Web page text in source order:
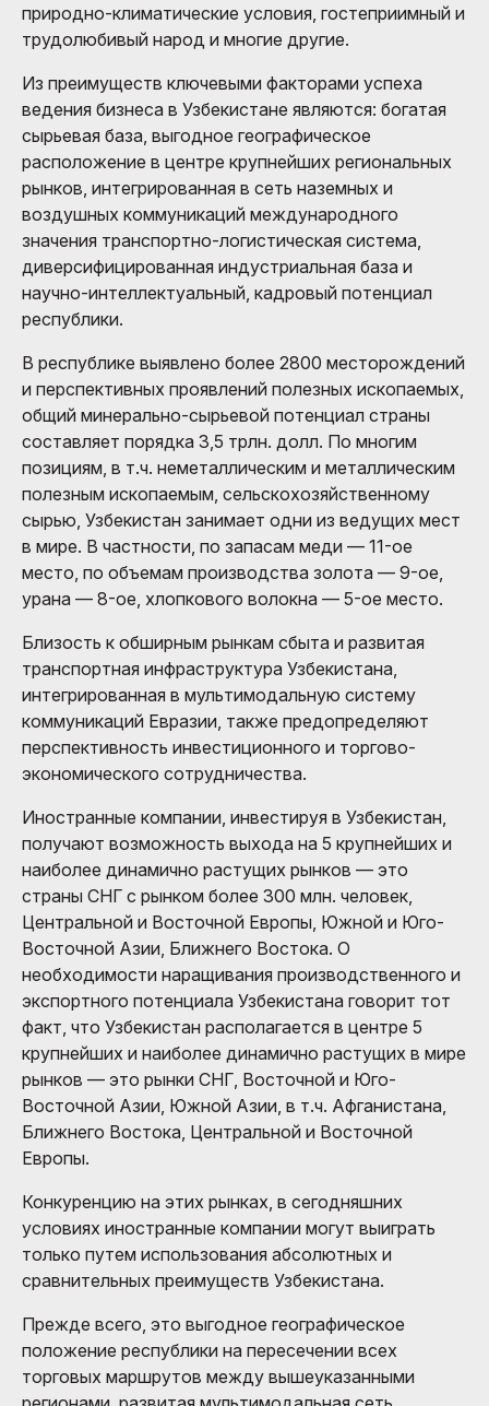
природно-климатические условия, гостеприимный и
трудолюбивый народ и многие другие.
Из преимуществ ключевыми факторами успеха
ведения бизнеса в Узбекистане являются: богатая
сырьевая база, выгодное географическое
расположение в центре крупнейших региональных
рынков, интегрированная в сеть наземных и
воздушных коммуникаций международного
значения транспортно-логистическая система,
диверсифицированная индустриальная база и
научно-интеллектуальный, кадровый потенциал
республики.
В республике выявлено более 2800 месторождений
и перспективных проявлений полезных ископаемых,
общий минерально-сырьевой потенциал страны
составляет порядка 3,5 трлн. долл. По многим
позициям, в т.ч. неметаллическим и металлическим
полезным ископаемым, сельскохозяйственному
сырью, Узбекистан занимает одни из ведущих мест
в мире. В частности, по запасам меди — 11-ое
место, по объемам производства золота — 9-ое,
урана — 8-ое, хлопкового волокна — 5-ое место.
Близость к обширным рынкам сбыта и развитая
транспортная инфраструктура Узбекистана,
интегрированная в мультимодальную систему
коммуникаций Евразии, также предопределяют
перспективность инвестиционного и торгово-
экономического сотрудничества.
Иностранные компании, инвестируя в Узбекистан,
получают возможность выхода на 5 крупнейших и
наиболее динамично растущих рынков — это
страны СНГ с рынком более 300 млн. человек,
Центральной и Восточной Европы, Южной и Юго-
Восточной Азии, Ближнего Востока. О
необходимости наращивания производственного и
экспортного потенциала Узбекистана говорит тот
факт, что Узбекистан располагается в центре 5
крупнейших и наиболее динамично растущих в мире
рынков — это рынки СНГ, Восточной и Юго-
Восточной Азии, Южной Азии, в т.ч. Афганистана,
Ближнего Востока, Центральной и Восточной
Европы.
Конкуренцию на этих рынках, в сегодняшних
условиях иностранные компании могут выиграть
только путем использования абсолютных и
сравнительных преимуществ Узбекистана.
Прежде всего, это выгодное географическое
положение республики на пересечении всех
торговых маршрутов между вышеуказанными